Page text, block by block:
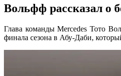
Вольфф рассказал о
Глава команды Mercedes Тото
финала сезона в Абу-Даби,